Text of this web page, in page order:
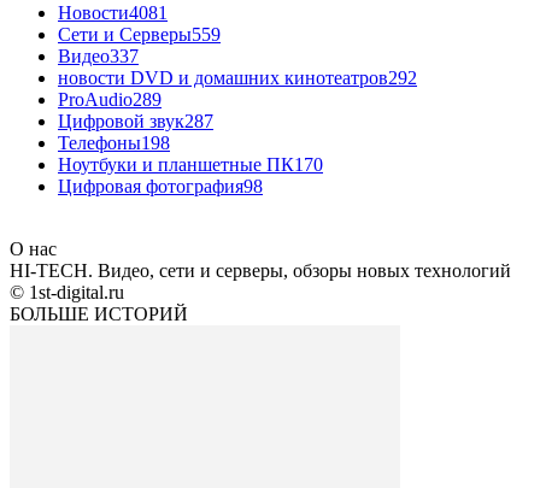
Новости4081
Сети и Серверы559
Видео337
новости DVD и домашних кинотеатров292
ProAudio289
Цифровой звук287
Телефоны198
Ноутбуки и планшетные ПК170
Цифровая фотография98
О нас
HI-TECH. Видео, сети и серверы, обзоры новых технологий
© 1st-digital.ru
БОЛЬШЕ ИСТОРИЙ